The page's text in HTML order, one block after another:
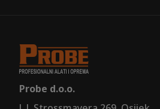
Probe d.o.o.